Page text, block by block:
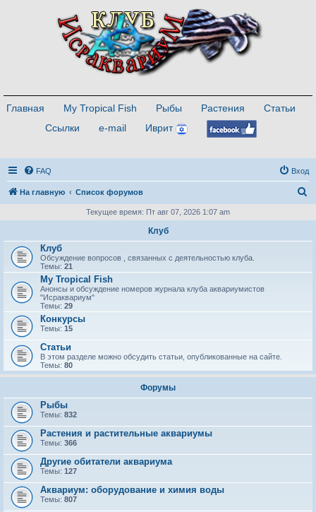
Главная My Tropical Fish Рыбы Растения
Статьи
Ссылки
e-mail Иврит
FAQ Вход
На главную Список форумов
с
Текущее время: Пт авг 07, 2026 1:07 am
Клуб
Клуб
Обсуждение вопросов , связанных с деятельностью клуба.
Темы: 21
My Tropical Fish
Анонсы и обсуждение номеров журнала клуба аквариумистов
"Исраквариум"
Темы: 29
Конкурсы
Темы: 15
Статьи
В этом разделе можно обсудить статьи, опубликованные на сайте.
Темы: 80
Форумы
Рыбы
Темы: 832
Растения и растительные аквариумы
Темы: 366
Другие обитатели аквариума
Темы: 127
Аквариум: оборудование и химия воды
Темы: 807